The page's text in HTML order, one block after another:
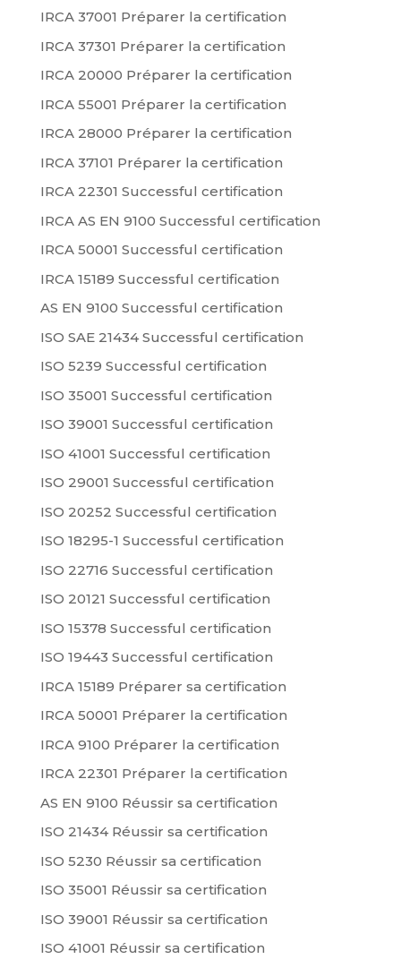
IRCA 37001 Préparer la certification
IRCA 37301 Préparer la certification
IRCA 20000 Préparer la certification
IRCA 55001 Préparer la certification
IRCA 28000 Préparer la certification
IRCA 37101 Préparer la certification
IRCA 22301 Successful certification
IRCA AS EN 9100 Successful certification
IRCA 50001 Successful certification
IRCA 15189 Successful certification
AS EN 9100 Successful certification
ISO SAE 21434 Successful certification
ISO 5239 Successful certification
ISO 35001 Successful certification
ISO 39001 Successful certification
ISO 41001 Successful certification
ISO 29001 Successful certification
ISO 20252 Successful certification
ISO 18295-1 Successful certification
ISO 22716 Successful certification
ISO 20121 Successful certification
ISO 15378 Successful certification
ISO 19443 Successful certification
IRCA 15189 Préparer sa certification
IRCA 50001 Préparer la certification
IRCA 9100 Préparer la certification
IRCA 22301 Préparer la certification
AS EN 9100 Réussir sa certification
ISO 21434 Réussir sa certification
ISO 5230 Réussir sa certification
ISO 35001 Réussir sa certification
ISO 39001 Réussir sa certification
ISO 41001 Réussir sa certification